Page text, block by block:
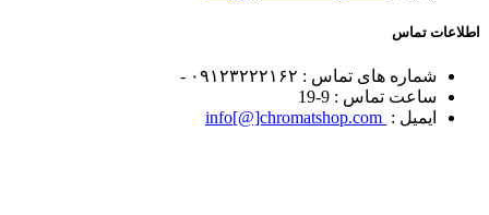
اطلاعات تماس
شماره های تماس :
ساعت تماس :
ایمیل :